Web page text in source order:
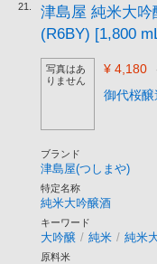
21.
津島屋 純米大
(R6BY) [1,800
写真はあ
りません
¥ 4,180
御代桜
ブランド
津島屋(つしまや)
特定名称
純米大吟醸酒
キーワード
大吟醸 / 純米 / 純米
原料米